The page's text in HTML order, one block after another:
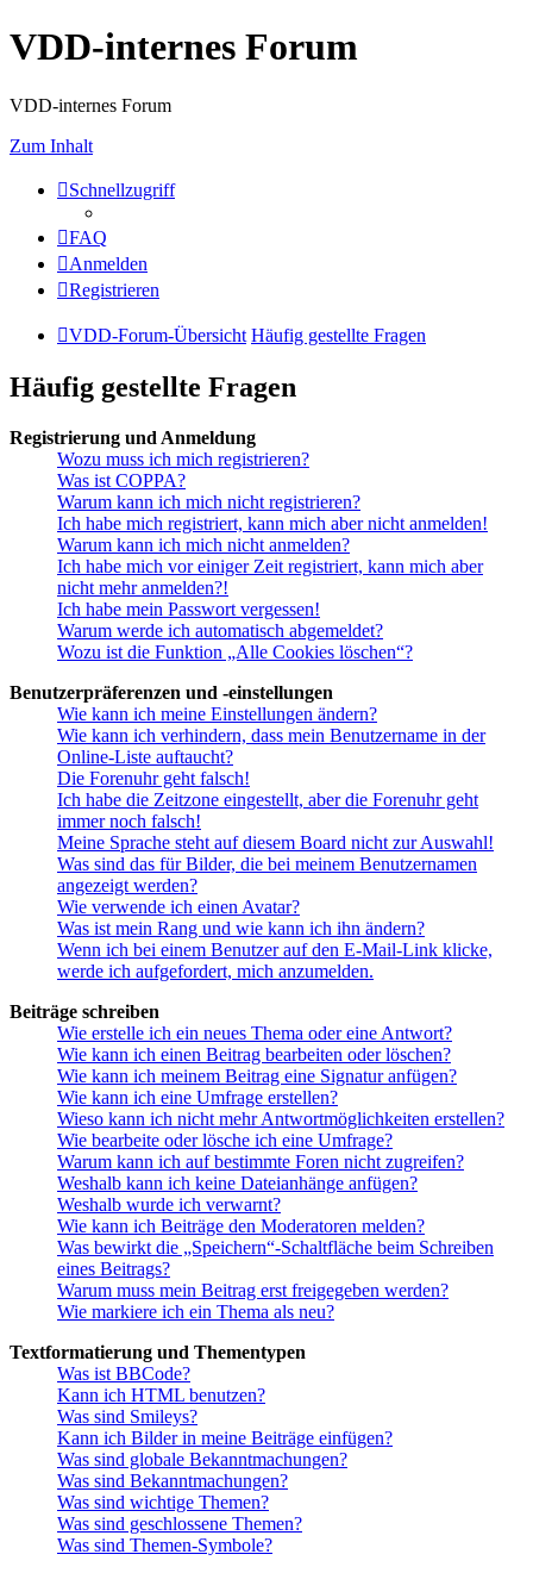
VDD-internes Forum
VDD-internes Forum
Zum Inhalt
Schnellzugriff
FAQ
Anmelden
Registrieren
VDD-Forum-Übersicht Häufig gestellte Fragen
Häufig gestellte Fragen
Registrierung und Anmeldung
Wozu muss ich mich registrieren?
Was ist COPPA?
Warum kann ich mich nicht registrieren?
Ich habe mich registriert, kann mich aber nicht anmelden!
Warum kann ich mich nicht anmelden?
Ich habe mich vor einiger Zeit registriert, kann mich aber
nicht mehr anmelden?!
Ich habe mein Passwort vergessen!
Warum werde ich automatisch abgemeldet?
Wozu ist die Funktion „Alle Cookies löschen“?
Benutzerpräferenzen und -einstellungen
Wie kann ich meine Einstellungen ändern?
Wie kann ich verhindern, dass mein Benutzername in der
Online-Liste auftaucht?
Die Forenuhr geht falsch!
Ich habe die Zeitzone eingestellt, aber die Forenuhr geht
immer noch falsch!
Meine Sprache steht auf diesem Board nicht zur Auswahl!
Was sind das für Bilder, die bei meinem Benutzernamen
angezeigt werden?
Wie verwende ich einen Avatar?
Was ist mein Rang und wie kann ich ihn ändern?
Wenn ich bei einem Benutzer auf den E-Mail-Link klicke,
werde ich aufgefordert, mich anzumelden.
Beiträge schreiben
Wie erstelle ich ein neues Thema oder eine Antwort?
Wie kann ich einen Beitrag bearbeiten oder löschen?
Wie kann ich meinem Beitrag eine Signatur anfügen?
Wie kann ich eine Umfrage erstellen?
Wieso kann ich nicht mehr Antwortmöglichkeiten erstellen?
Wie bearbeite oder lösche ich eine Umfrage?
Warum kann ich auf bestimmte Foren nicht zugreifen?
Weshalb kann ich keine Dateianhänge anfügen?
Weshalb wurde ich verwarnt?
Wie kann ich Beiträge den Moderatoren melden?
Was bewirkt die „Speichern“-Schaltfläche beim Schreiben
eines Beitrags?
Warum muss mein Beitrag erst freigegeben werden?
Wie markiere ich ein Thema als neu?
Textformatierung und Thementypen
Was ist BBCode?
Kann ich HTML benutzen?
Was sind Smileys?
Kann ich Bilder in meine Beiträge einfügen?
Was sind globale Bekanntmachungen?
Was sind Bekanntmachungen?
Was sind wichtige Themen?
Was sind geschlossene Themen?
Was sind Themen-Symbole?